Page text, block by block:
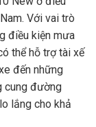
Với vai trò
điều kiện mưa
thể hỗ trợ tài xế
đến những
cung đường
lắng cho khả